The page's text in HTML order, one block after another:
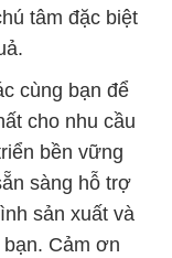
tâm đặc biệt
cùng bạn để
cho nhu cầu
bền vững
sàng hỗ trợ
sản xuất và
Cảm ơn